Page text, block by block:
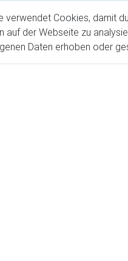
Johann
verwendet Cookies, damit
auf der Webseite zu
Daten erhoben oder